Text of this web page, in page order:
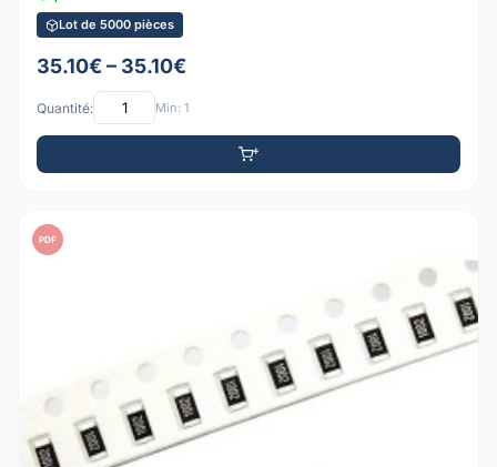
Lot de 5000 pièces
35.10€ – 35.10€
Quantité: Min: 1
PDF